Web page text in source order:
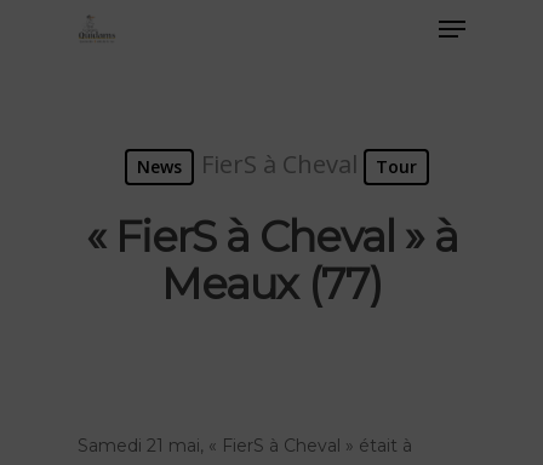
News FierS à Cheval Tour
« FierS à Cheval » à
Meaux (77)
Samedi 21 mai, « FierS à Cheval » était à